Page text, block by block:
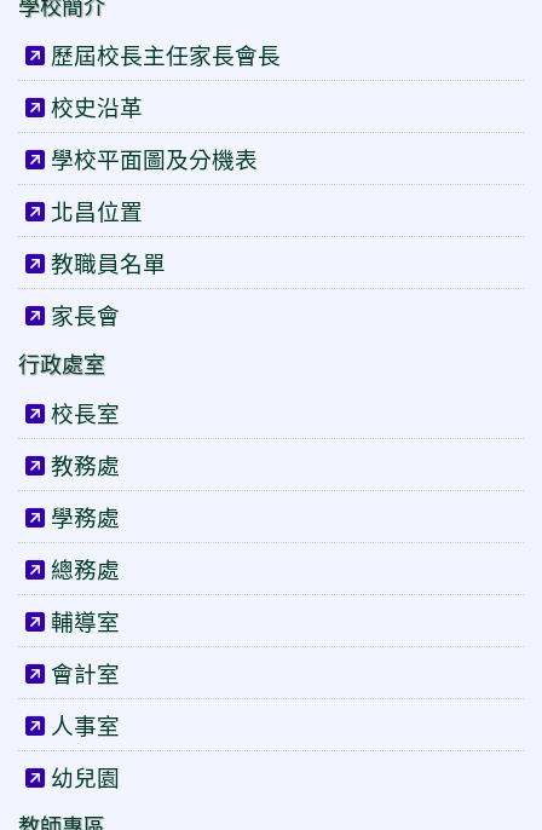
歷屆校長主任家長會長
校史沿革
學校平面圖及分機表
北昌位置
教職員名單
家長會
行政處室
校長室
教務處
學務處
總務處
輔導室
會計室
人事室
幼兒園